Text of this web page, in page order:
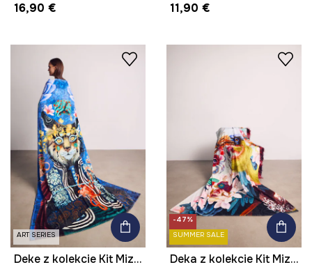
16,90 €
11,90 €
ART SERIES
Deke z kolekcie Kit Mizeres x Medicine
-47%
SUMMER SALE
Deka z kolekcie Kit Mizeres x Medicine